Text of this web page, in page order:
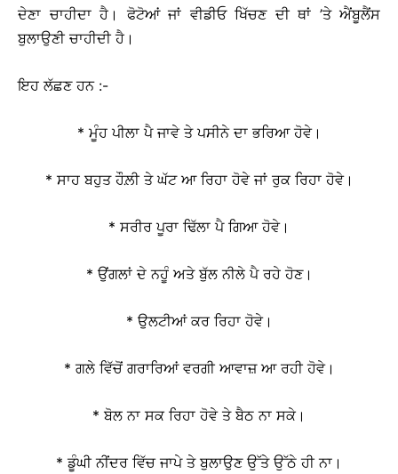
ਦੇਣਾ ਚਾਹੀਦਾ ਹੈ। ਫੋਟੋਆਂ ਜਾਂ ਵੀਡੀਓ ਖਿੱਚਣ ਦੀ ਥਾਂ ’ਤੇ ਐਂਬੂਲੈਂਸ
ਬੁਲਾਉਣੀ ਚਾਹੀਦੀ ਹੈ।
ਇਹ ਲੱਛਣ ਹਨ :-
* ਮੂੰਹ ਪੀਲਾ ਪੈ ਜਾਵੇ ਤੇ ਪਸੀਨੇ ਦਾ ਭਰਿਆ ਹੋਵੇ।
* ਸਾਹ ਬਹੁਤ ਹੌਲ਼ੀ ਤੇ ਘੱਟ ਆ ਰਿਹਾ ਹੋਵੇ ਜਾਂ ਰੁਕ ਰਿਹਾ ਹੋਵੇ।
* ਸਰੀਰ ਪੂਰਾ ਢਿੱਲਾ ਪੈ ਗਿਆ ਹੋਵੇ।
* ਉਂਗਲਾਂ ਦੇ ਨਹੂੰ ਅਤੇ ਬੁੱਲ ਨੀਲੇ ਪੈ ਰਹੇ ਹੋਣ।
* ਉਲਟੀਆਂ ਕਰ ਰਿਹਾ ਹੋਵੇ।
* ਗਲੇ ਵਿੱਚੋਂ ਗਰਾਰਿਆਂ ਵਰਗੀ ਆਵਾਜ਼ ਆ ਰਹੀ ਹੋਵੇ।
* ਬੋਲ ਨਾ ਸਕ ਰਿਹਾ ਹੋਵੇ ਤੇ ਬੈਠ ਨਾ ਸਕੇ।
* ਡੂੰਘੀ ਨੀਂਦਰ ਵਿੱਚ ਜਾਪੇ ਤੇ ਬੁਲਾਉਣ ਉੱਤੇ ਉੱਠੇ ਹੀ ਨਾ।